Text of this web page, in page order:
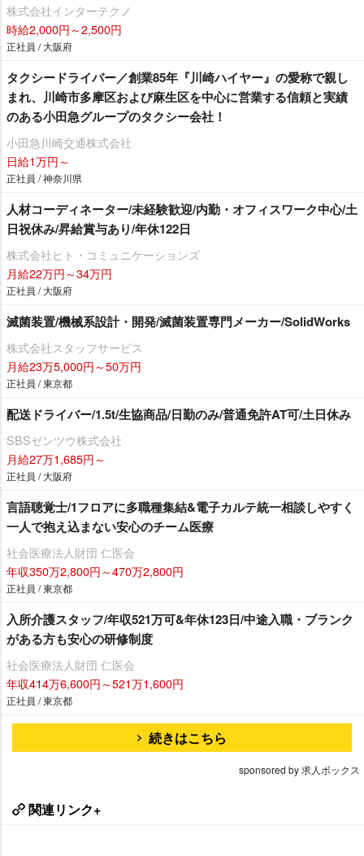
株式会社インターテクノ
時給2,000円～2,500円
正社員 / 大阪府
タクシードライバー／創業85年『川崎ハイヤー』の愛称で親し
まれ、川崎市多摩区および麻生区を中心に営業する信頼と実績
のある小田急グループのタクシー会社！
小田急川崎交通株式会社
日給1万円～
正社員 / 神奈川県
人材コーディネーター/未経験歓迎/内勤・オフィスワーク中心/土
日祝休み/昇給賞与あり/年休122日
株式会社ヒト・コミュニケーションズ
月給22万円～34万円
正社員 / 大阪府
滅菌装置/機械系設計・開発/滅菌装置専門メーカー/SolidWorks
株式会社スタッフサービス
月給23万5,000円～50万円
正社員 / 東京都
配送ドライバー/1.5t/生協商品/日勤のみ/普通免許AT可/土日休み
SBSゼンツウ株式会社
月給27万1,685円～
正社員 / 大阪府
言語聴覚士/1フロアに多職種集結&電子カルテ統一相談しやすく
一人で抱え込まない安心のチーム医療
社会医療法人財団 仁医会
年収350万2,800円～470万2,800円
正社員 / 東京都
入所介護スタッフ/年収521万可&年休123日/中途入職・ブランク
がある方も安心の研修制度
社会医療法人財団 仁医会
年収414万6,600円～521万1,600円
正社員 / 東京都
続きはこちら
sponsored by 求人ボックス
関連リンク+